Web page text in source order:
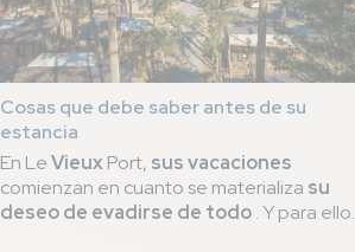
Cosas que debe saber antes de su
estancia
En LeVieux Port, sus vacaciones
comienzan en cuanto se materializa su
deseo de evadirse de todo. Y para ello,